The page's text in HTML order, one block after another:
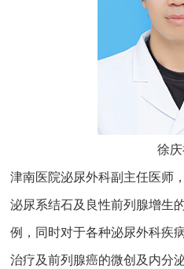
徐
津南医院泌尿外科副主任医师
泌尿系结石及良性前列腺增生
例，同时对于各种泌尿外科疾
治疗及前列腺癌的微创及内分